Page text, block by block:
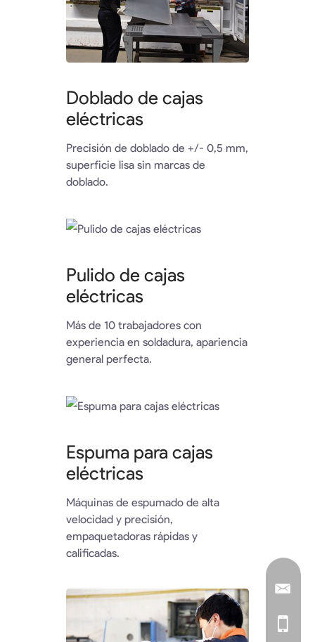
Doblado de cajas
eléctricas
Precisión de doblado de +/- 0,5 mm,
superficie lisa sin marcas de
doblado.
Pulido de cajas
eléctricas
Más de 10 trabajadores con
experiencia en soldadura, apariencia
general perfecta.
Espuma para cajas
eléctricas
Máquinas de espumado de alta
velocidad y precisión,
empaquetadoras rápidas y
calificadas.